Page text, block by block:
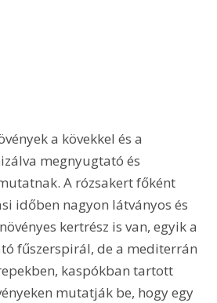
a kövekkel és a
megnyugtató és
A rózsakert főként
időben nagyon látványos és
kertrész is van, egyik a
fűszerspirál, de a mediterrán
kaspókban tartott
mutatják be, hogy egy